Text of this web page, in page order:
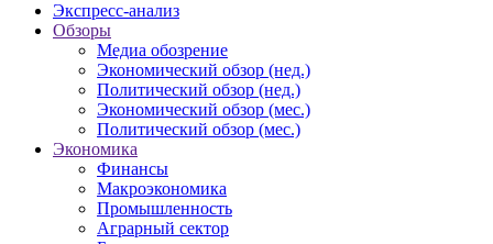
Экспресс-анализ
Обзоры
Медиа обозрение
Экономический обзор (нед.)
Политический обзор (нед.)
Экономический обзор (мес.)
Политический обзор (мес.)
Экономика
Финансы
Макроэкономика
Промышленность
Аграрный сектор